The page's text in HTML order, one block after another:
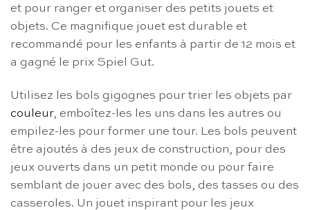
et pour ranger et organiser des petits jouets et
objets. Ce magnifique jouet est durable et
recommandé pour les enfants à partir de 12 mois et
a gagné le prix Spiel Gut.
Utilisez les bols gigognes pour trier les objets par
couleur, emboîtez-les les uns dans les autres ou
empilez-les pour former une tour. Les bols peuvent
être ajoutés à des jeux de construction, pour des
jeux ouverts dans un petit monde ou pour faire
semblant de jouer avec des bols, des tasses ou des
casseroles. Un jouet inspirant pour les jeux